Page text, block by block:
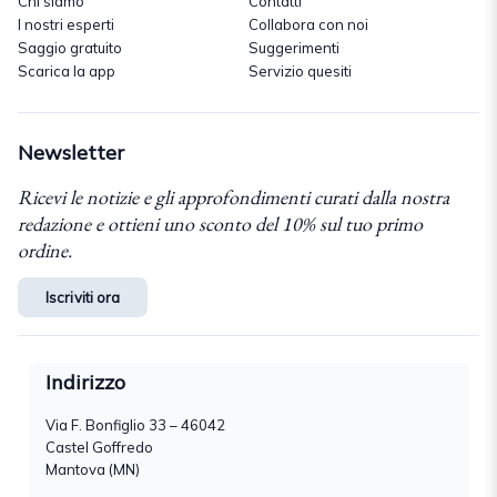
I nostri esperti
Saggio gratuito
Scarica la app
Collabora con noi
Suggerimenti
Servizio quesiti
Newsletter
Ricevi le notizie e gli approfondimenti curati dalla nostra
redazione e ottieni uno sconto del 10% sul tuo primo
ordine.
Iscriviti ora
Indirizzo
Via F. Bonfiglio 33 – 46042
Castel Goffredo
Mantova (MN)